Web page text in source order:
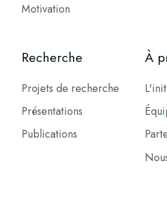
Motivation
Recherche
Projets de recherche
Présentations
Publications
À